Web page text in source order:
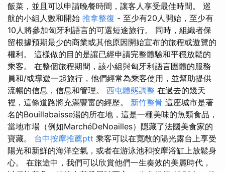
飯菜，並且可以申請晚餐時間，讓客人享受最佳時間。 巡
航的小組人數和開始 推拿整復 - 至少有20人開始，至少有
10人將參加匈牙利語言的可選短途旅行。 同時，組織者保
留根據預期最少的商業或其他原因開始宣布的旅程或遊覽的
權利。 這樣做的目的是讓已經申請完整體驗和平穩放鬆的
乘客。 在整個旅程期間，該小組與匈牙利語言團體的服務
員和/或導遊一起旅行，他們經常為乘客使用，並幫助提供
流暢的信息，信息和管理。 西屯體態調整 在過去的幾天
裡，這條道路將充滿豐富的經歷。 新竹整骨 這座城市是著
名的Bouillabaisse湯的所在地，這是一種美味的魚類食品，
當地市場（例如MarchéDeNoailles）隱藏了法國美食家的
寶藏。 台中按摩推薦ptt 乘客可以在寬敞的陽光露台上享受
陽光和新鮮的海洋空氣，或者在游泳池和按摩浴缸上放鬆身
心。 在旅途中，我們可以欣賞他們一生奏效的美麗時代，